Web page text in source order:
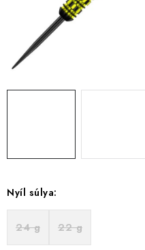
AKCIÓK
DARTS
Nyíl súlya:
24 g 22 g